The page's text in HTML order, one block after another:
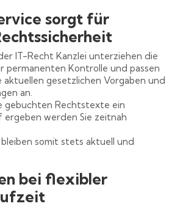
sorgt für
IT-Recht Kanzlei unterziehen die
permanenten Kontrolle und passen
aktuellen gesetzlichen Vorgaben und
an.
gebuchten Rechtstexte ein
werden Sie zeitnah
somit stets aktuell und
bei flexibler